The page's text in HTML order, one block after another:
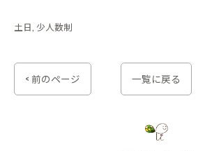
土日 少人数制
< 前のページ 一覧に戻る